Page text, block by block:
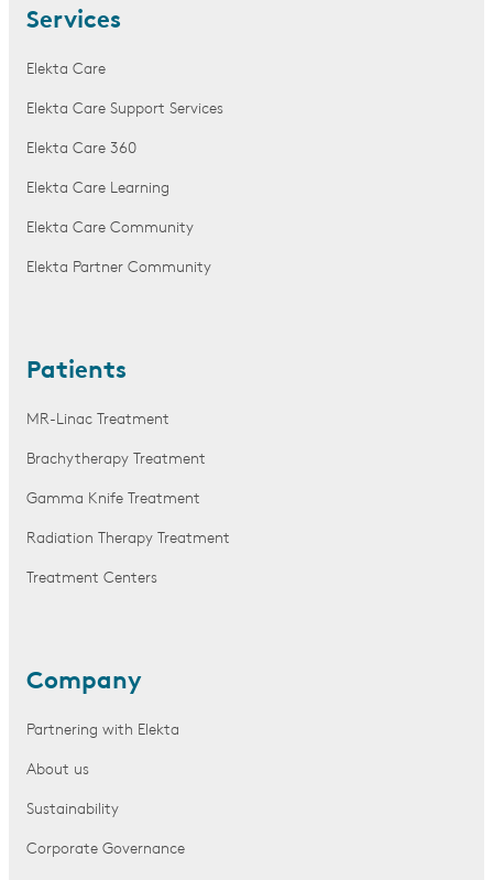
Services
Elekta Care
Elekta Care Support Services
Elekta Care 360
Elekta Care Learning
Elekta Care Community
Elekta Partner Community
Patients
MR-Linac Treatment
Brachytherapy Treatment
Gamma Knife Treatment
Radiation Therapy Treatment
Treatment Centers
Company
Partnering with Elekta
About us
Sustainability
Corporate Governance